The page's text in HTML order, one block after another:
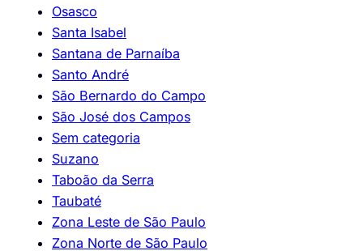
Osasco
Santa Isabel
Santana de Parnaíba
Santo André
São Bernardo do Campo
São José dos Campos
Sem categoria
Suzano
Taboão da Serra
Taubaté
Zona Leste de São Paulo
Zona Norte de São Paulo